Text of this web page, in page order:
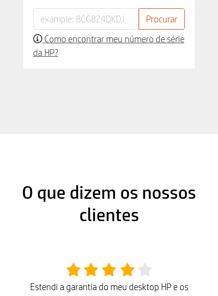
Como encontrar meu número de série
da HP?
O que dizem os nossos
clientes
Estendi a garantia do meu desktop HP e os